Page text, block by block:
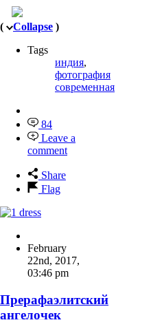
( Collapse )
Tags
индия,
фотография
современная
84
Leave a
comment
Share
Flag
February
22nd, 2017,
03:46 pm
Прерафаэлитский
ангелочек